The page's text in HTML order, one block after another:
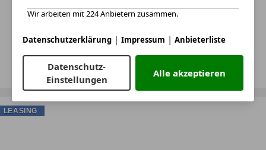
LEASING
Wir arbeiten mit 224 Anbietern zusammen.
Datenschutzerklärung | Impressum | Anbieterliste
Datenschutz-
Einstellungen
Alle akzeptieren